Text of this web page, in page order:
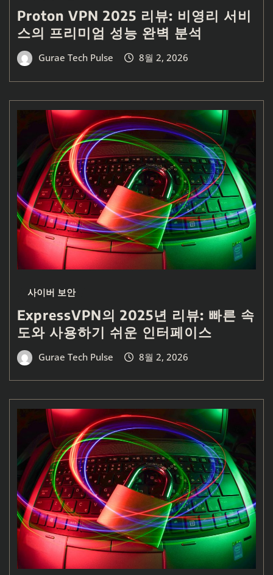
Proton VPN 2025 리뷰: 비영리 서비
스의 프리미엄 성능 완벽 분석
Gurae Tech Pulse 8월 2, 2026
사이버 보안
ExpressVPN의 2025년 리뷰: 빠른 속
도와 사용하기 쉬운 인터페이스
Gurae Tech Pulse 8월 2, 2026